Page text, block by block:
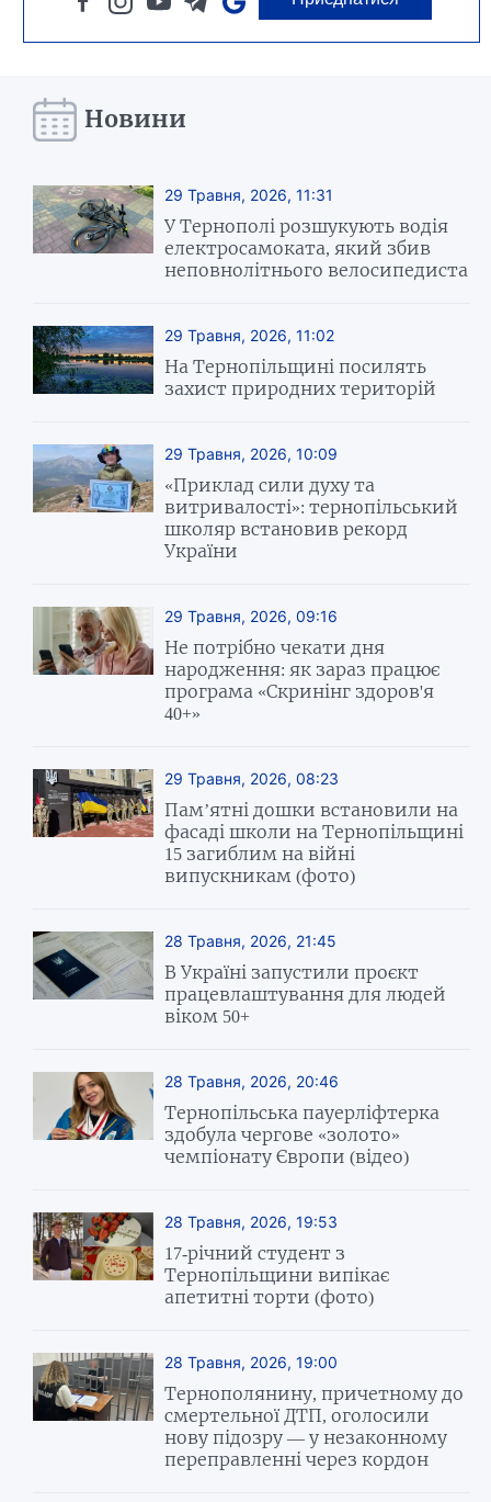
Новини
29 Травня, 2026, 11:31
У Тернополі розшукують водія
електросамоката, який збив
неповнолітнього велосипедиста
29 Травня, 2026, 11:02
На Тернопільщині посилять
захист природних територій
29 Травня, 2026, 10:09
«Приклад сили духу та
витривалості»: тернопільський
школяр встановив рекорд
України
29 Травня, 2026, 09:16
Не потрібно чекати дня
народження: як зараз працює
програма «Скринінг здоров'я
40+»
29 Травня, 2026, 08:23
Пам’ятні дошки встановили на
фасаді школи на Тернопільщині
15 загиблим на війні
випускникам (фото)
28 Травня, 2026, 21:45
В Україні запустили проєкт
працевлаштування для людей
віком 50+
28 Травня, 2026, 20:46
Тернопільська пауерліфтерка
здобула чергове «золото»
чемпіонату Європи (відео)
28 Травня, 2026, 19:53
17-річний студент з
Тернопільщини випікає
апетитні торти (фото)
28 Травня, 2026, 19:00
Тернополянину, причетному до
смертельної ДТП, оголосили
нову підозру — у незаконному
переправленні через кордон